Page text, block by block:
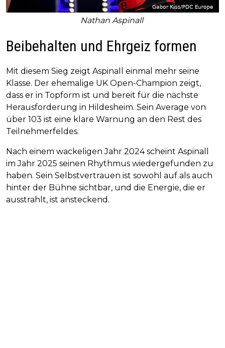
Nathan Aspinall
Beibehalten und Ehrgeiz formen
Mit diesem Sieg zeigt Aspinall einmal mehr seine
Klasse. Der ehemalige UK Open-Champion zeigt,
dass er in Topform ist und bereit für die nächste
Herausforderung in Hildesheim. Sein Average von
über 103 ist eine klare Warnung an den Rest des
Teilnehmerfeldes.
Nach einem wackeligen Jahr 2024 scheint Aspinall
im Jahr 2025 seinen Rhythmus wiedergefunden zu
haben. Sein Selbstvertrauen ist sowohl auf als auch
hinter der Bühne sichtbar, und die Energie, die er
ausstrahlt, ist ansteckend.